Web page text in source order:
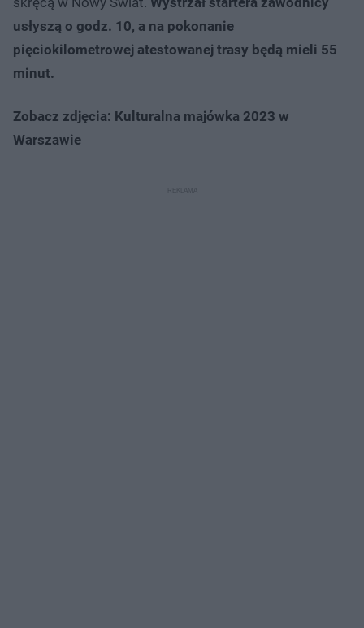
usłyszą o godz. 10, a na pokonanie
pięciokilometrowej atestowanej trasy będą mieli 55
minut.
Zobacz zdjęcia: Kulturalna majówka 2023 w
Warszawie